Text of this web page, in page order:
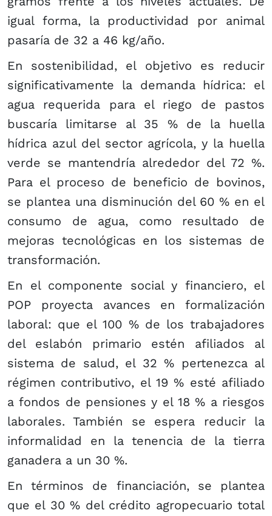
igual forma, la productividad por animal
pasaría de 32 a 46 kg/año.
En sostenibilidad, el objetivo es reducir
significativamente la demanda hídrica: el
agua requerida para el riego de pastos
buscaría limitarse al 35 % de la huella
hídrica azul del sector agrícola, y la huella
verde se mantendría alrededor del 72 %.
Para el proceso de beneficio de bovinos,
se plantea una disminución del 60 % en el
consumo de agua, como resultado de
mejoras tecnológicas en los sistemas de
transformación.
En el componente social y financiero, el
POP proyecta avances en formalización
laboral: que el 100 % de los trabajadores
del eslabón primario estén afiliados al
sistema de salud, el 32 % pertenezca al
régimen contributivo, el 19 % esté afiliado
a fondos de pensiones y el 18 % a riesgos
laborales. También se espera reducir la
informalidad en la tenencia de la tierra
ganadera a un 30 %.
En términos de financiación, se plantea
que el 30 % del crédito agropecuario total